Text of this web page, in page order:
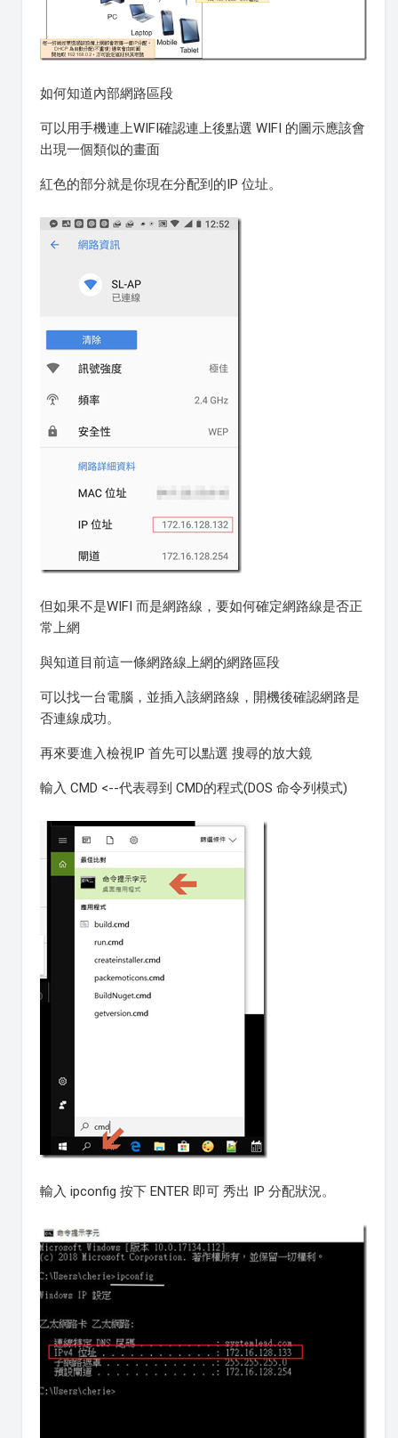
如何知道內部網路區段
可以用手機連上WIFI確認連上後點選 WIFI 的圖示應該會
出現一個類似的畫面
紅色的部分就是你現在分配到的IP 位址。
但如果不是WIFI 而是網路線，要如何確定網路線是否正
常上網
與知道目前這一條網路線上網的網路區段
可以找一台電腦，並插入該網路線，開機後確認網路是
否連線成功。
再來要進入檢視IP 首先可以點選 搜尋的放大鏡
輸入 CMD <--代表尋到 CMD的程式(DOS 命令列模式)
輸入 ipconfig 按下 ENTER 即可 秀出 IP 分配狀況。